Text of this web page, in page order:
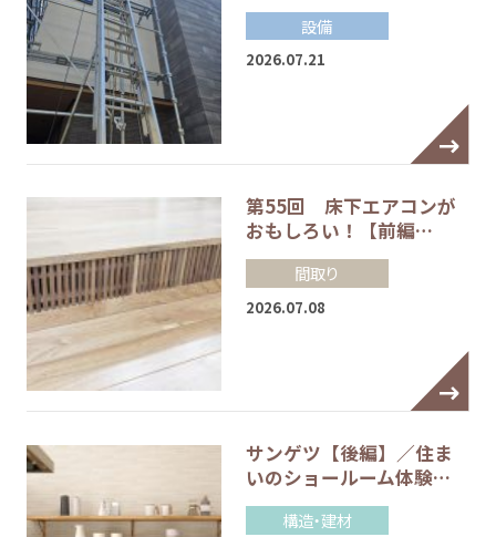
設備
2026.07.21
第55回 床下エアコンが
おもしろい！【前編…
間取り
2026.07.08
サンゲツ【後編】／住ま
いのショールーム体験…
構造・建材